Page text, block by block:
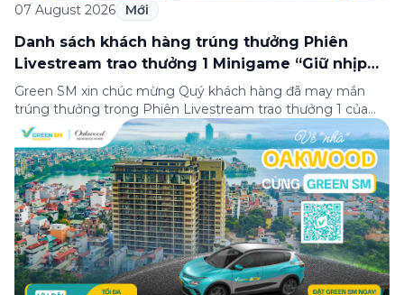
07 August 2026 Mới
Danh sách khách hàng trúng thưởng Phiên
Livestream trao thưởng 1 Minigame “Giữ nhịp
cuộc vui”
Green SM xin chúc mừng Quý khách hàng đã may mắn
trúng thưởng trong Phiên Livestream trao thưởng 1 của
Minigame “Giữ nhịp cuộc vui”, được phát sóng trực tiếp
trên Fanpage và TikTok Green SM từ 20:00 – 21:00 ngày
04/08/2026. Phiên livestream đã diễn ra công khai với sự
theo dõi của đông […]